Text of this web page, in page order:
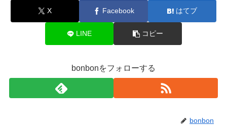
X Facebook はてブ
LINE コピー
bonbonをフォローする
bonbon